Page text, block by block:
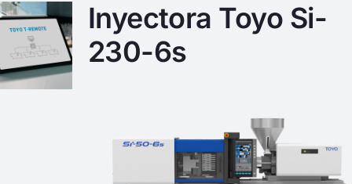
Inyectora Toyo Si-
230-6s